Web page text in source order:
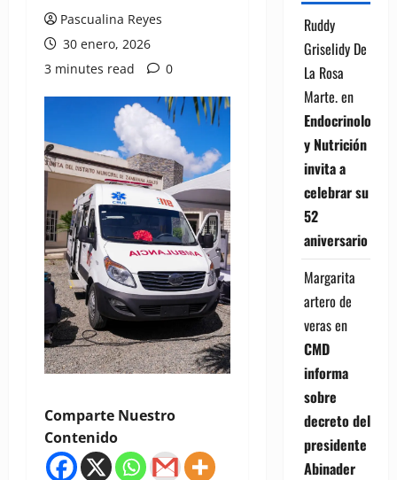
Pascualina Reyes
30 enero, 2026
3 minutes read
0
Comparte Nuestro
Contenido
Ruddy
Griselidy De
La Rosa
Marte.en
Endocrinología
y Nutrición
invita a
celebrar su
52
aniversario
Margarita
artero de
verasen
CMD
informa
sobre
decreto del
presidente
Abinader